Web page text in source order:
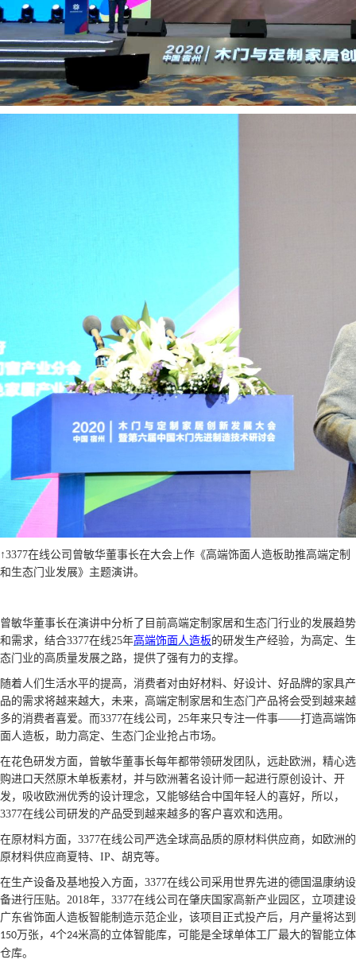
↑3377在线公司曾敏华董事长在大会上作《高端饰面人造板助推高端定制
和生态门业发展》主题演讲。
曾敏华董事长在演讲中分析了目前高端定制家居和生态门行业的发展趋势
和需求，结合3377在线25年高端饰面人造板的研发生产经验，为高定、生
态门业的高质量发展之路，提供了强有力的支撑。
随着人们生活水平的提高，消费者对由好材料、好设计、好品牌的家具产
品的需求将越来越大，未来，高端定制家居和生态门产品将会受到越来越
多的消费者喜爱。而3377在线公司， 25年来只专注一件事——打造高端饰
面人造板，助力高定、生态门企业抢占市场。
在花色研发方面，曾敏华董事长每年都带领研发团队，远赴欧洲，精心选
购进口天然原木单板素材，并与欧洲著名设计师一起进行原创设计、开
发，吸收欧洲优秀的设计理念，又能够结合中国年轻人的喜好，所以，
3377在线公司研发的产品受到越来越多的客户喜欢和选用。
在原材料方面，3377在线公司严选全球高品质的原材料供应商，如欧洲的
原材料供应商夏特、 IP、胡克等。
在生产设备及基地投入方面，3377在线公司采用世界先进的德国温康纳设
备进行压贴。 2018年，3377在线公司在肇庆国家高新产业园区，立项建设
广东省饰面人造板智能制造示范企业，该项目正式投产后，月产量将达到
150万张， 4个24米高的立体智能库，可能是全球单体工厂最大的智能立体
仓库。